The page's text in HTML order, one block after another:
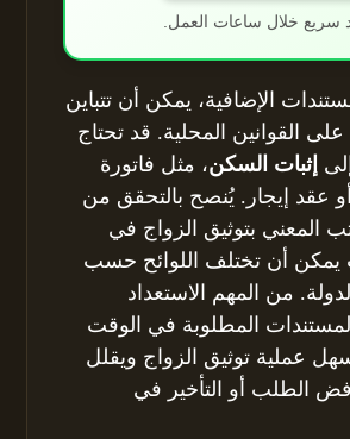
سريع خلال ساعات العمل.
الإضافية، يمكن أن تتباين
على القوانين المحلية. قد تحتاج
إثبات السكن، مثل فاتورة
عقد إيجار. يُنصح بالتحقق من
المعني بتوثيق الزواج في
أن تختلف اللوائح حسب
من المهم الاستعداد
المطلوبة في الوقت
عملية توثيق الزواج ويقلل
الطلب أو التأخير في